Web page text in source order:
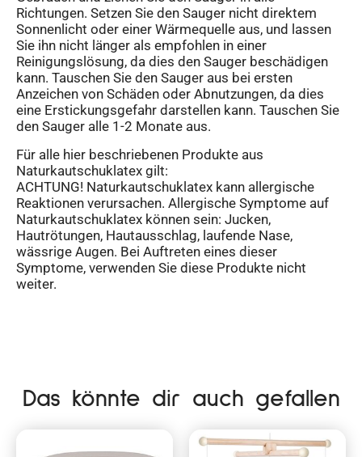
Richtungen. Setzen Sie den Sauger nicht direktem
Sonnenlicht oder einer Wärmequelle aus, und lassen
Sie ihn nicht länger als empfohlen in einer
Reinigungslösung, da dies den Sauger beschädigen
kann. Tauschen Sie den Sauger aus bei ersten
Anzeichen von Schäden oder Abnutzungen, da dies
eine Erstickungsgefahr darstellen kann. Tauschen Sie
den Sauger alle 1-2 Monate aus.
Für alle hier beschriebenen Produkte aus
Naturkautschuklatex gilt:
ACHTUNG! Naturkautschuklatex kann allergische
Reaktionen verursachen. Allergische Symptome auf
Naturkautschuklatex können sein: Jucken,
Hautrötungen, Hautausschlag, laufende Nase,
wässrige Augen. Bei Auftreten eines dieser
Symptome, verwenden Sie diese Produkte nicht
weiter.
Das könnte dir auch gefallen